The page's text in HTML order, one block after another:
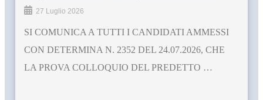
27 Luglio 2026
SI COMUNICA A TUTTI I CANDIDATI AMMESSI
CON DETERMINA N. 2352 DEL 24.07.2026, CHE
LA PROVA COLLOQUIO DEL PREDETTO …